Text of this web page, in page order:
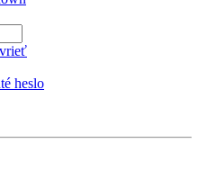
heslo